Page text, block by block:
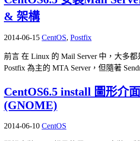
& 架構
2014-06-15 CentOS, Postfix
前言 在 Linux 的 Mail Server 中，大多都
Postfix 為主的 MTA Server，但隨著
CentOS6.5 install 圖形介
(GNOME)
2014-06-10 CentOS